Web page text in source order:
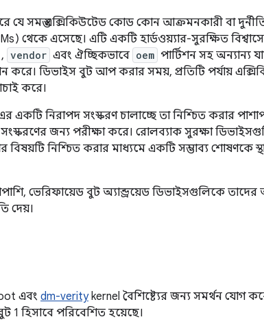
যে সমস্ত এক্সিকিউটেড কোড কোন আক্রমনকারী বা
থেকে এসেছে। এটি একটি হার্ডওয়্যার-সুরক্ষিত
, vendor এবং ঐচ্ছিকভাবে oem পার্টিশন সহ অন্যান্য
করে। ডিভাইস বুট আপ করার সময়, প্রতিটি পর্যায়
করে।
একটি নিরাপদ সংস্করণ চালাচ্ছে তা নিশ্চিত করার
জন্য পরীক্ষা করে। রোলব্যাক সুরক্ষা
নিশ্চিত করার মাধ্যমে একটি সম্ভাব্য শোষণকে
ভেরিফায়েড বুট অ্যান্ড্রয়েড ডিভাইসগুলিকে তাদের
দেয়।
এবং dm-veritykernel বৈশিষ্ট্যের জন্য সমর্থন যোগ
1 হিসাবে পরিবেশিত হয়েছে।